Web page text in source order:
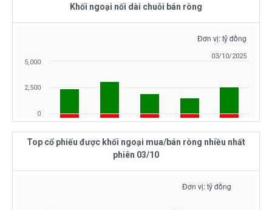
Khối ngoại nối dài chuỗi bán ròng
Top cổ phiếu được khối ngoại mua/bán ròng nhiều nhất
phiên 03/10